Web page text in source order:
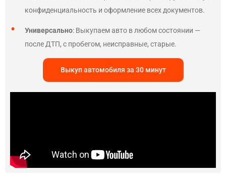
конфиденциальность и оформление всех документов.
Универсально: Выкупаем авто в любом состоянии —
после ДТП, с пробегом, неисправные, старые.
Выкуп автомобиля за 30 минут